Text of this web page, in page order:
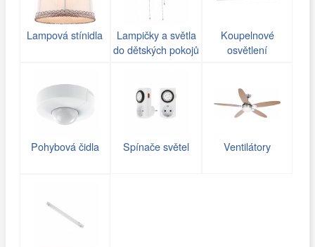
Lampová stínidla
Lampičky a světla
do dětských pokojů
Koupelnové
osvětlení
Pohybová čidla Spínače světel Ventilátory